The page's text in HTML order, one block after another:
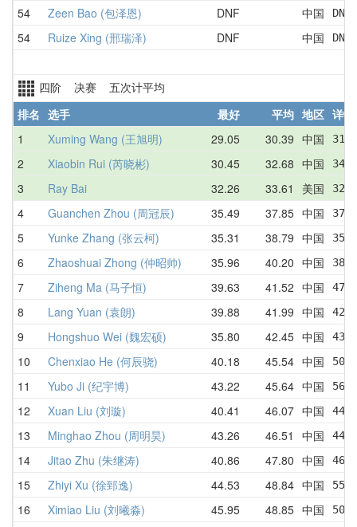
54 Zeen Bao (包泽恩) DNF 中国
54 Ruize Xing (邢瑞泽) DNF 中国
四阶 决赛 五次计平均
排名 选手 最好 平均 地区 详情
1
Xuming Wang (王旭明) 29.05 30.39 中国
2 Xiaobin Rui (芮晓彬) 30.45 32.68 中国
3 Ray Bai 32.26 33.61 美国
4 Guanchen Zhou (周冠辰) 35.49 37.85 中国
5 Yunke Zhang (张云柯) 35.31 38.79 中国
6 Zhaoshuai Zhong (仲昭帅) 35.96 40.20 中国
7 Ziheng Ma (马子恒) 39.63 41.52 中国
8 Lang Yuan (袁朗) 39.88 41.99 中国
9 Hongshuo Wei (魏宏硕) 35.80 42.45 中国
10 Chenxiao He (何辰骁) 40.18 45.54 中国
11 Yubo Ji (纪宇博) 43.22 45.64 中国
12 Xuan Liu (刘璇) 40.41 46.07 中国
13 Minghao Zhou (周明昊) 43.26 46.51 中国
14 Jitao Zhu (朱继涛) 40.86 47.80 中国
15 Zhiyi Xu (徐郅逸) 44.53 48.84 中国
16 Ximiao Liu (刘曦淼) 45.95 48.85 中国